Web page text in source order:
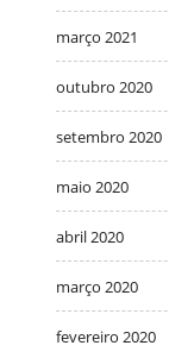
março 2021
outubro 2020
setembro 2020
maio 2020
abril 2020
março 2020
fevereiro 2020